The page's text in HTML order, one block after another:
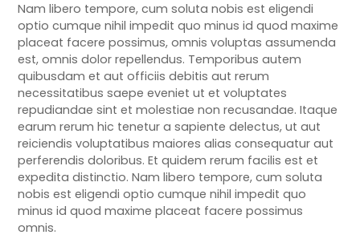
Nam libero tempore, cum soluta nobis est eligendi
optio cumque nihil impedit quo minus id quod maxime
placeat facere possimus, omnis voluptas assumenda
est, omnis dolor repellendus. Temporibus autem
quibusdam et aut officiis debitis aut rerum
necessitatibus saepe eveniet ut et voluptates
repudiandae sint et molestiae non recusandae. Itaque
earum rerum hic tenetur a sapiente delectus, ut aut
reiciendis voluptatibus maiores alias consequatur aut
perferendis doloribus. Et quidem rerum facilis est et
expedita distinctio. Nam libero tempore, cum soluta
nobis est eligendi optio cumque nihil impedit quo
minus id quod maxime placeat facere possimus
omnis.